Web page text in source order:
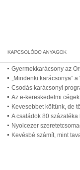
Gyermekkarácsony az
„Mindenki karácsonya”
Csodás karácsonyi
Az e-kereskedelmi
Kevesebbet költünk, de
A családok 80
Nyolcezer
Kevésbé számít, mint